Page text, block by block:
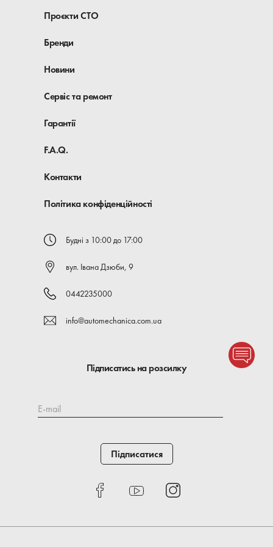
Проєкти СТО
Бренди
Новини
Сервіс та ремонт
Гарантії
F.A.Q.
Контакти
Політика конфіденційності
Будні з 10:00 до 17:00
вул. Івана Дзюби, 9
0442235000
info@automechanica.com.ua
Підписатись на розсилку
E-mail
Підписатися